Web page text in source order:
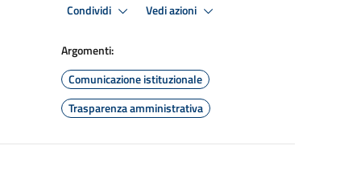
Condividi Vedi azioni
Argomenti:
Comunicazione istituzionale
Trasparenza amministrativa